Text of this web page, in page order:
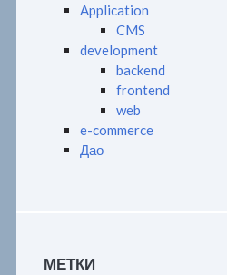
Application
CMS
development
backend
frontend
web
e-commerce
Дао
МЕТКИ